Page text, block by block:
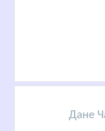
Дане